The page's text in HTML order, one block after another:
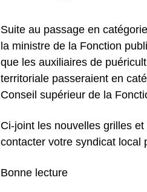
Suite au passage en
la ministre de la Fonction
que les auxiliaires de
territoriale passeraient en
Conseil supérieur de la
Ci-joint les nouvelles grilles
contacter votre syndicat local
Bonne lecture